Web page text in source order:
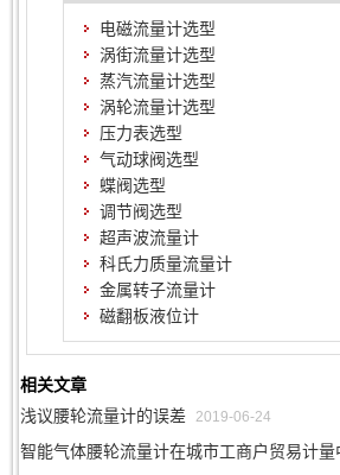
电磁流量计选型
涡街流量计选型
蒸汽流量计选型
涡轮流量计选型
压力表选型
气动球阀选型
蝶阀选型
调节阀选型
超声波流量计
科氏力质量流量计
金属转子流量计
磁翻板液位计
相关文章
浅议腰轮流量计的误差
2019-06-24
智能气体腰轮流量计在城市工商户贸易计量